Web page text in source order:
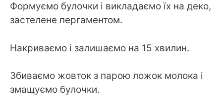
Формуємо булочки і викладаємо їх на деко,
застелене пергаментом.
Накриваємо і залишаємо на 15 хвилин.
Збиваємо жовток з парою ложок молока і
змащуємо булочки.